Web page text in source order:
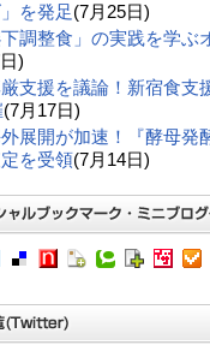
を発足(7月25日)
調整食」の実践を学ぶ
)
支援を議論！新宿食支
(7月17日)
展開が加速！『酵母発
を受領(7月14日)